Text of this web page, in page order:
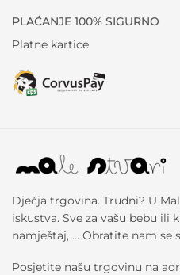
PLAĆANJE 100% SIGURNO
Platne kartice
Dječja trgovina. Trudni? U
iskustva. Sve za vašu bebu ili
namještaj, … Obratite nam se
Posjetite našu trgovinu na